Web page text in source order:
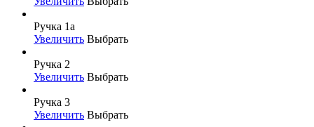
Ручка 1а
Увеличить Выбрать
Ручка 2
Увеличить Выбрать
Ручка 3
Увеличить Выбрать